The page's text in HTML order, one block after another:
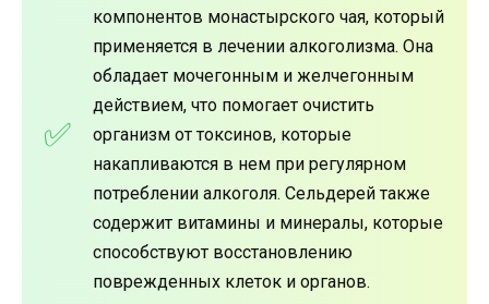
компонентов монастырского чая, который
применяется в лечении алкоголизма. Она
обладает мочегонным и желчегонным
действием, что помогает очистить
организм от токсинов, которые
накапливаются в нем при регулярном
потреблении алкоголя. Сельдерей также
содержит витамины и минералы, которые
способствуют восстановлению
поврежденных клеток и органов.